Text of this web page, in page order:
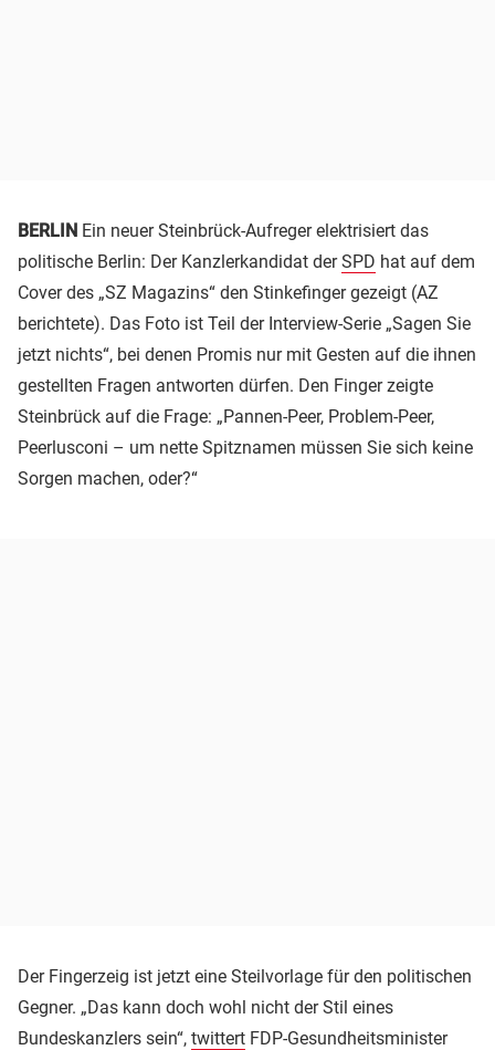
BERLIN Ein neuer Steinbrück-Aufreger elektrisiert das
politische Berlin: Der Kanzlerkandidat derSPD hat auf dem
Cover des „SZ Magazins“ den Stinkefinger gezeigt (AZ
berichtete). Das Foto ist Teil der Interview-Serie „Sagen Sie
jetzt nichts“, bei denen Promis nur mit Gesten auf die ihnen
gestellten Fragen antworten dürfen. Den Finger zeigte
Steinbrück auf die Frage: „Pannen-Peer, Problem-Peer,
Peerlusconi – um nette Spitznamen müssen Sie sich keine
Sorgen machen, oder?“
Der Fingerzeig ist jetzt eine Steilvorlage für den politischen
Gegner. „Das kann doch wohl nicht der Stil eines
Bundeskanzlers sein“, twittert FDP-Gesundheitsminister